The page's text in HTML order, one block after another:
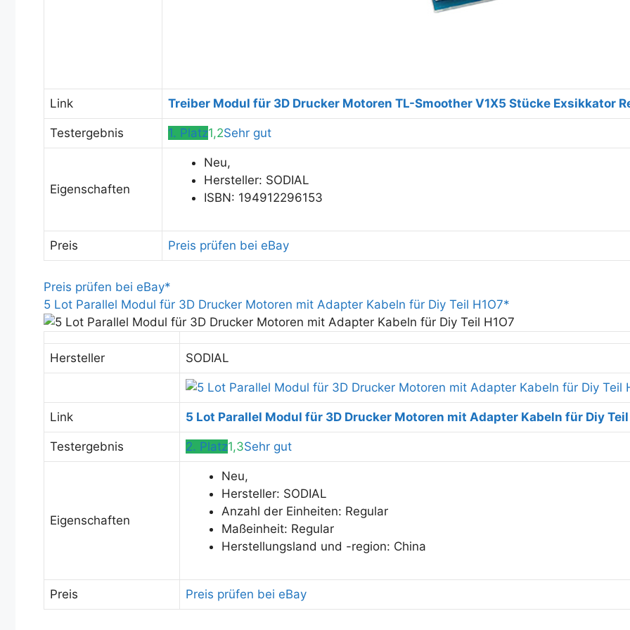
Link Treiber Modul für 3D Drucker Motoren TL-Smoother V1X5 Stücke Exsikkator
Testergebnis 1. Platz1,2Sehr gut
Eigenschaften
Neu,
Hersteller: SODIAL
ISBN: 194912296153
Preis Preis prüfen bei eBay
Preis prüfen bei eBay*
5 Lot Parallel Modul für 3D Drucker Motoren mit Adapter Kabeln für Diy Teil H1O7*
Hersteller SODIAL
Link 5 Lot Parallel Modul für 3D Drucker Motoren mit Adapter Kabeln für Diy Teil
Testergebnis 2. Platz1,3Sehr gut
Eigenschaften
Neu,
Hersteller: SODIAL
Anzahl der Einheiten: Regular
Maßeinheit: Regular
Herstellungsland und -region: China
Preis Preis prüfen bei eBay